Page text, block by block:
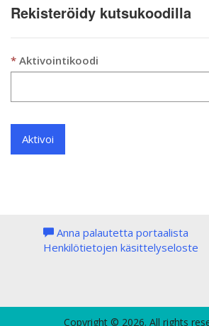
Rekisteröidy kutsukoodilla
Aktivointikoodi
Aktivoi
Anna palautetta portaalista
Henkilötietojen käsittelyseloste
Copyright © 2026. All rights